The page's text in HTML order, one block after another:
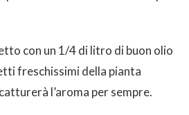
con un 1/4 di litro di buon olio
freschissimi della pianta
l’aroma per sempre.